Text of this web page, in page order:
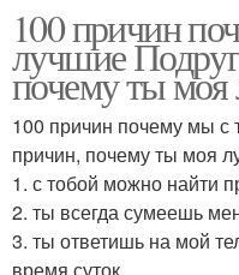
100 причин
лучшие
почему ты моя
100 причин почему мы с
причин, почему ты моя
1. с тобой можно найти
2. ты всегда сумеешь
3. ты ответишь на мой